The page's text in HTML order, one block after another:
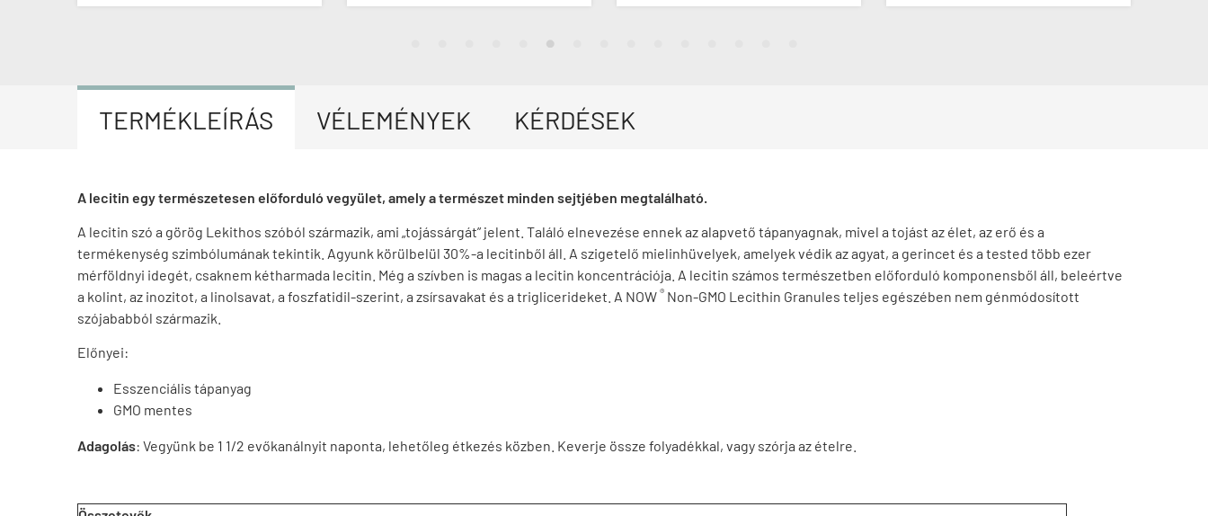
TERMÉKLEÍRÁS VÉLEMÉNYEK KÉRDÉSEK
A lecitin egy természetesen előforduló vegyület, amely a természet minden sejtjében megtalálható.
A lecitin szó a görög Lekithos szóból származik, ami „tojássárgát” jelent. Találó elnevezése ennek az alapvető tápanyagnak, mivel a tojást az élet, az erő és a
termékenység szimbólumának tekintik. Agyunk körülbelül 30%-a lecitinből áll. A szigetelő mielinhüvelyek, amelyek védik az agyat, a gerincet és a tested több ezer
mérföldnyi idegét, csaknem kétharmada lecitin. Még a szívben is magas a lecitin koncentrációja. A lecitin számos természetben előforduló komponensből áll, beleértve
a kolint, az inozitot, a linolsavat, a foszfatidil-szerint, a zsírsavakat és a triglicerideket. A NOW ® Non-GMO Lecithin Granules teljes egészében nem génmódosított
szójababból származik.
Előnyei:
Esszenciális tápanyag
GMO mentes
Adagolás: Vegyünk be 1 1/2 evőkanálnyit naponta, lehetőleg étkezés közben. Keverje össze folyadékkal, vagy szórja az ételre.